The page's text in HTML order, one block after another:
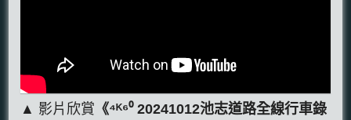
▲ 影片欣賞 《⁴ᴷ⁶⁰ 20241012池志道路全線行車錄